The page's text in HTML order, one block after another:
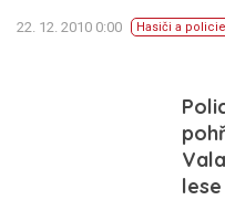
22. 12. 2010 0:00 Hasiči a policie
lese